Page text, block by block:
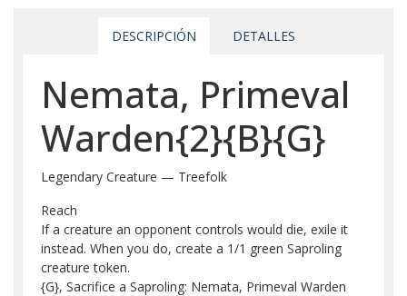
DESCRIPCIÓN DETALLES
Nemata, Primeval
Warden{2}{B}{G}
Legendary Creature — Treefolk
Reach
If a creature an opponent controls would die, exile it
instead. When you do, create a 1/1 green Saproling
creature token.
{G}, Sacrifice a Saproling: Nemata, Primeval Warden